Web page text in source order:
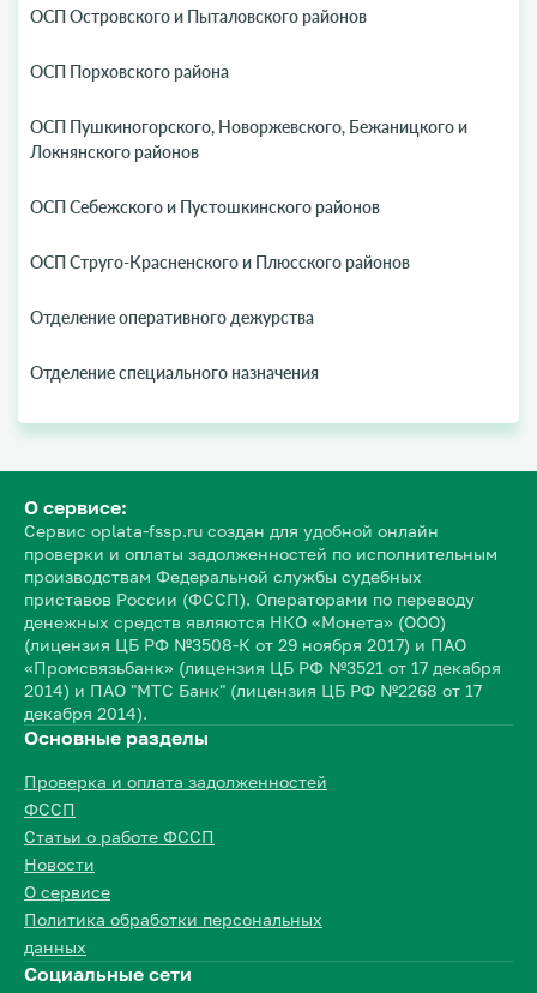
ОСП Островского и Пыталовского районов
ОСП Порховского района
ОСП Пушкиногорского, Новоржевского, Бежаницкого и
Локнянского районов
ОСП Себежского и Пустошкинского районов
ОСП Струго-Красненского и Плюсского районов
Отделение оперативного дежурства
Отделение специального назначения
О сервисе:
Сервис oplata-fssp.ru создан для удобной онлайн
проверки и оплаты задолженностей по исполнительным
производствам Федеральной службы судебных
приставов России (ФССП). Операторами по переводу
денежных средств являются НКО «Монета» (ООО)
(лицензия ЦБ РФ №3508-К от 29 ноября 2017) и ПАО
«Промсвязьбанк» (лицензия ЦБ РФ №3521 от 17 декабря
2014) и ПАО "МТС Банк" (лицензия ЦБ РФ №2268 от 17
декабря 2014).
Основные разделы
Проверка и оплата задолженностей
ФССП
Статьи о работе ФССП
Новости
О сервисе
Политика обработки персональных
данных
Социальные сети